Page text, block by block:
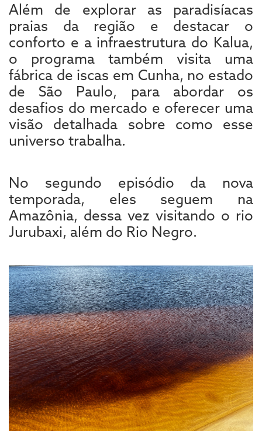
Além de explorar as paradisíacas
praias da região e destacar o
conforto e a infraestrutura do Kalua,
o programa também visita uma
fábrica de iscas em Cunha, no estado
de São Paulo, para abordar os
desafios do mercado e oferecer uma
visão detalhada sobre como esse
universo trabalha.
No segundo episódio da nova
temporada, eles seguem na
Amazônia, dessa vez visitando o rio
Jurubaxi, além do Rio Negro.